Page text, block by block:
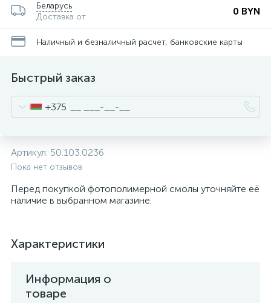
Беларусь
Доставка от
0 BYN
Наличный и безналичный расчет, банковские карты
Быстрый заказ
+375
Артикул: 50.103.0236
Пока нет отзывов
Перед покупкой фотополимерной смолы уточняйте её
наличие в выбранном магазине.
Характеристики
Информация о
товаре